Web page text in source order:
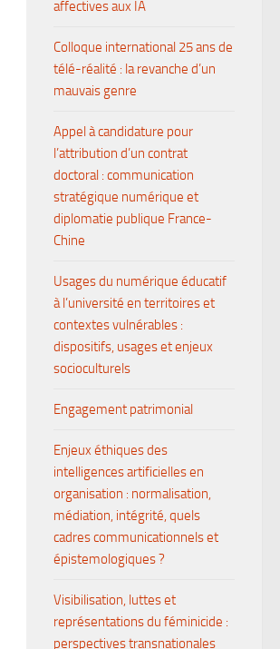
affectives aux IA
Colloque international 25 ans de
télé-réalité : la revanche d’un
mauvais genre
Appel à candidature pour
l’attribution d’un contrat
doctoral : communication
stratégique numérique et
diplomatie publique France-
Chine
Usages du numérique éducatif
à l’université en territoires et
contextes vulnérables :
dispositifs, usages et enjeux
socioculturels
Engagement patrimonial
Enjeux éthiques des
intelligences artificielles en
organisation : normalisation,
médiation, intégrité, quels
cadres communicationnels et
épistemologiques ?
Visibilisation, luttes et
représentations du féminicide :
perspectives transnationales